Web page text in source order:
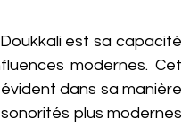
est sa capacité
modernes. Cet
dans sa manière
plus modernes